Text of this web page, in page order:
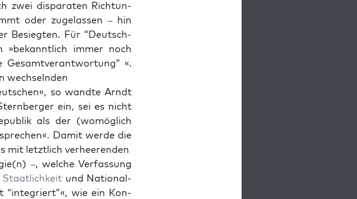
zwei dis­parat­en Rich­tun­
oder zuge­lassen – hin
Besiegten. Für “Deutsch­
»bekan­ntlich immer noch
Gesamtver­ant­wor­tung” «.
wech­sel­nden
so wandte Arndt
ein, sei es nicht
als der (wom­öglich
Damit werde die
mit let­ztlich ver­heeren­den
–, welche Ver­fas­sung
Staatlichkeit und Nation­al­
“inte­gri­ert”«, wie ein Kon­